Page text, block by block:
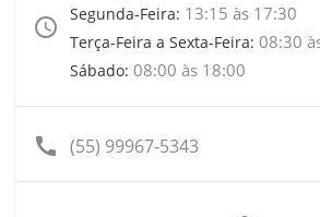
access_time
Segunda-Feira: 13:15 às 17:30
Terça-Feira a Sexta-Feira: 08:30
Sábado: 08:00 às 18:00
call (55) 99967-5343